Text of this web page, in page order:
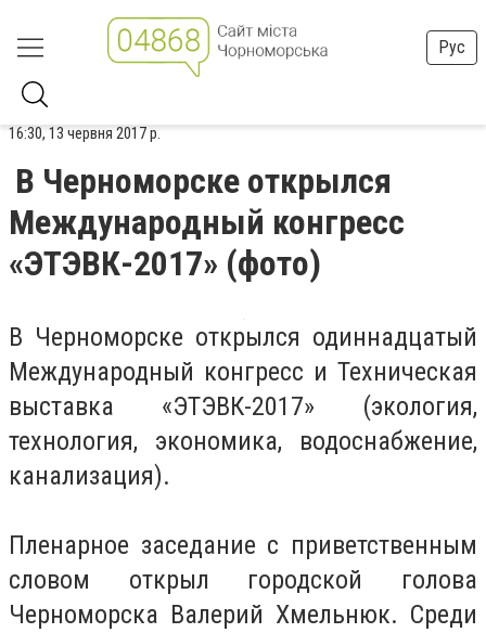
Рус
16:30, 13 червня 2017 р.
В Черноморске открылся
Международный конгресс
«ЭТЭВК-2017» (фото)
В Черноморске открылся одиннадцатый
Международный конгресс и Техническая
выставка «ЭТЭВК-2017» (экология,
технология, экономика, водоснабжение,
канализация).
Пленарное заседание с приветственным
словом открыл городской голова
Черноморска Валерий Хмельнюк. Среди